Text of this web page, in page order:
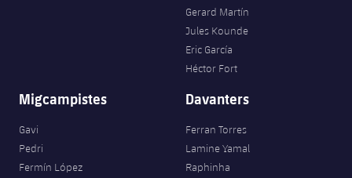
Gerard Martín
Jules Kounde
Eric García
Héctor Fort
Migcampistes
Gavi
Pedri
Fermín López
Davanters
Ferran Torres
Lamine Yamal
Raphinha